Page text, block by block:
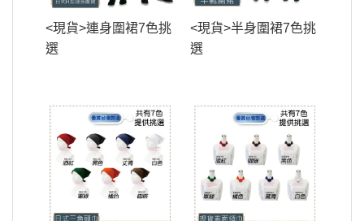
<現貨>連身圍裙7色挑
選
<現貨>半身圍裙7色挑
選